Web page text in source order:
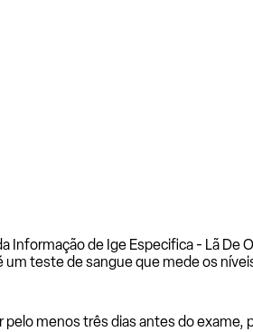
Informação de Ige Especifica - Lã De
um teste de sangue que mede os
menos três dias antes do